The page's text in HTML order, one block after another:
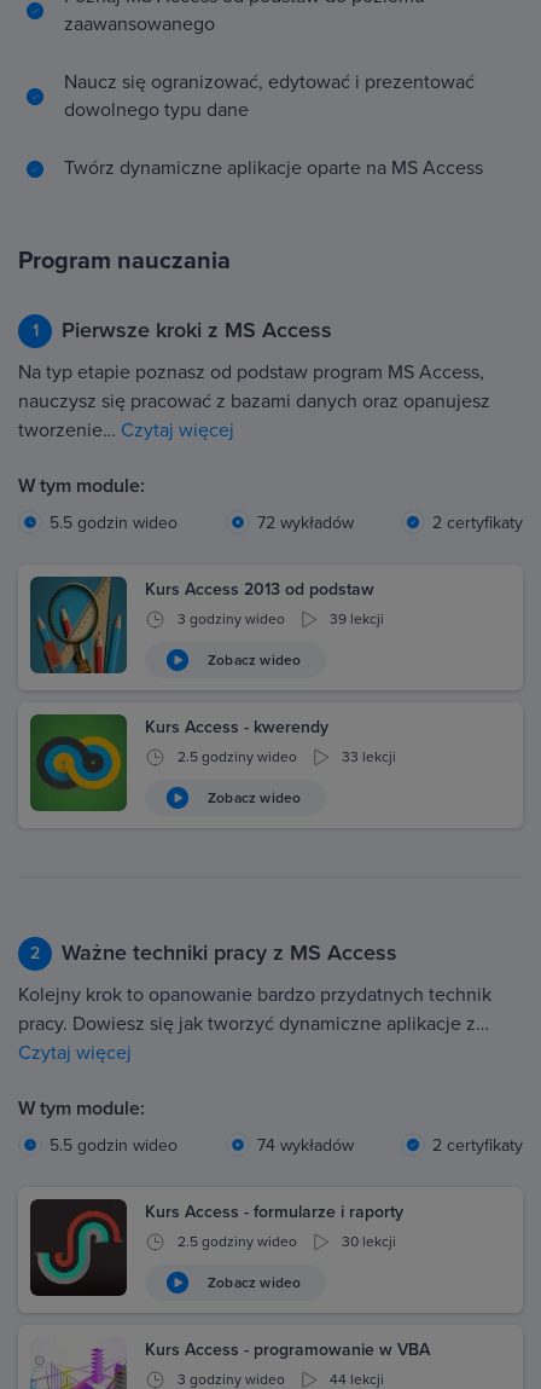
zaawansowanego
Naucz się ogranizować, edytować i prezentować
dowolnego typu dane
Twórz dynamiczne aplikacje oparte na MS Access
Program nauczania
1 Pierwsze kroki z MS Access
Na typ etapie poznasz od podstaw program MS Access,
nauczysz się pracować z bazami danych oraz opanujesz
tworzenie… Czytaj więcej
W tym module:
5.5 godzin wideo 72 wykładów 2 certyfikaty
Kurs Access 2013 od podstaw
3 godziny wideo 39 lekcji
Zobacz wideo
Kurs Access - kwerendy
2.5 godziny wideo 33 lekcji
Zobacz wideo
2 Ważne techniki pracy z MS Access
Kolejny krok to opanowanie bardzo przydatnych technik
pracy. Dowiesz się jak tworzyć dynamiczne aplikacje z…
Czytaj więcej
W tym module:
5.5 godzin wideo 74 wykładów 2 certyfikaty
Kurs Access - formularze i raporty
2.5 godziny wideo 30 lekcji
Zobacz wideo
Kurs Access - programowanie w VBA
3 godziny wideo 44 lekcji